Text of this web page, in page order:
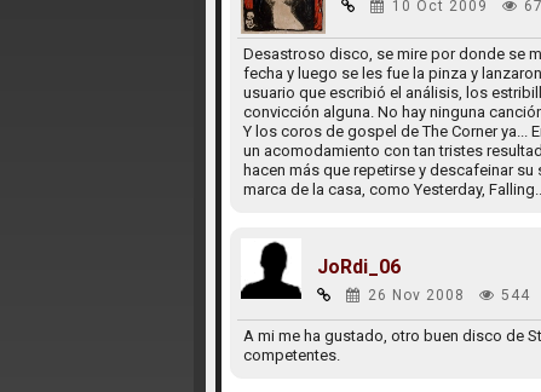
10 Oct 2009
Desastroso disco, se mire por donde se
fecha y luego se les fue la pinza y
usuario que escribió el análisis, los
convicción alguna. No hay ninguna
Y los coros de gospel de The Corner
un acomodamiento con tan tristes
hacen más que repetirse y descafeinar su
marca de la casa, como Yesterday,
JoRdi_06
26 Nov 2008 544
A mi me ha gustado, otro buen disco de
competentes.